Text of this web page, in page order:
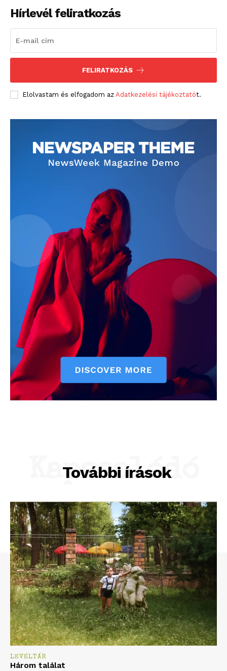
Hírlevél feliratkozás
FELIRATKOZÁS
Elolvastam és elfogadom az Adatkezelési tájékoztatót.
További írások
Kapcsolódó
LEVÉLTÁR
Három találat